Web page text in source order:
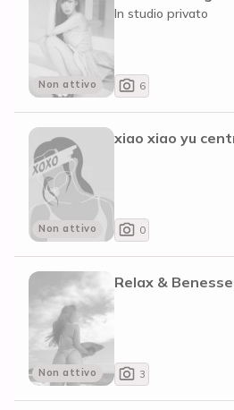
Non attivo
In studio privato
6
Non attivo
xiao xiao yu
0
Non attivo
Relax &
3